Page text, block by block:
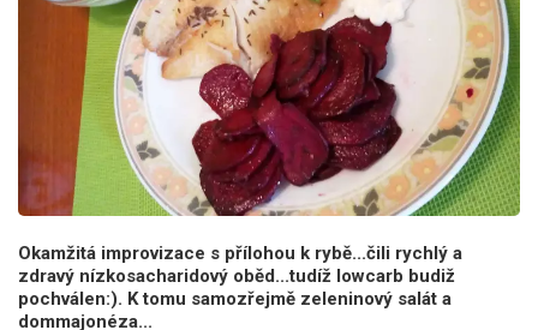
Okamžitá improvizace s přílohou k rybě...čili rychlý a
zdravý nízkosacharidový oběd...tudíž lowcarb budiž
pochválen:). K tomu samozřejmě zeleninový salát a
dommajonéza...